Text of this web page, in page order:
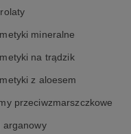
mineralne
na trądzik
z aloesem
przeciwzmarszczkowe
arganowy